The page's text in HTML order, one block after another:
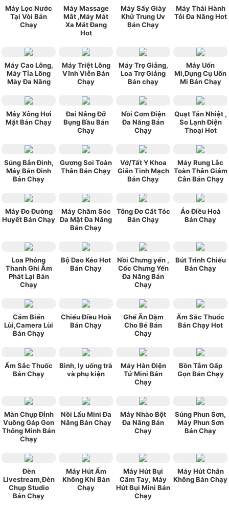
Máy Lọc Nước
Tại Vòi Bán
Chạy
Máy Massage
Mắt ,Máy Mát
Xa Mắt Đang
Hot
Máy Sấy Giày
Khử Trung Uv
Bán Chạy
Máy Thái Hành
Tỏi Đa Năng Hot
Máy Cao Lông,
Máy Tỉa Lông
Mày Đa Năng
Máy Triệt Lông
Vĩnh Viễn Bán
Chạy
Máy Trợ Giảng,
Loa Trợ Giảng
Bán chạy
Máy Uốn
Mi,Dụng Cụ Uốn
Mi Bán Chạy
Máy Xông Hơi
Mặt Bán Chạy
Đai Nâng Đỡ
Bụng Bầu Bán
Chạy
Nồi Cơm Điện
Đa Năng Bán
Chạy
Quạt Tản Nhiệt ,
So Lạnh Điện
Thoại Hot
Súng Bắn Đinh,
Máy Bắn Đinh
Bán Chạy
Gương Soi Toàn
Thân Bán Chạy
Vớ/Tất Y Khoa
Giãn Tinh Mạch
Bán Chạy
Máy Rung Lắc
Toàn Thân Giảm
Cân Bán Chạy
Máy Đo Đường
Huyết Bán Chạy
Máy Chăm Sóc
Da Mặt Đa Năng
Bán Chạy
Tông Đơ Cắt Tóc
Bán Chạy
Áo Điều Hoà
Bán Chạy
Loa Phóng
Thanh Ghi Âm
Phát Lại Bán
Chạy
Bộ Dao Kéo Hot
Bán Chạy
Nồi Chưng yến ,
Cốc Chưng Yến
Đa Năng Bán
Chạy
Bút Trình Chiếu
Bán Chạy
Cảm Biến
Lùi,Camera Lùi
Bán Chạy
Chiếu Điều Hoà
Bán Chạy
Ghế Ăn Dặm
Cho Bé Bán
Chạy
Ấm Sắc Thuốc
Bán Chạy Hot
Ấm Sắc Thuốc
Bán Chạy
Bình, ly uống trà
và phụ kiện
Máy Hàn Điện
Tử Mini Bán
Chạy
Bồn Tắm Gấp
Gọn Bán Chạy
Màn Chụp Đỉnh
Vuông Gáp Gon
Thông Minh Bán
Chạy
Nồi Lẩu Mini Đa
Năng Bán Chạy
Máy Nhào Bột
Đa Năng Bán
Chạy
Súng Phun Sơn,
Máy Phun Sơn
Bán Chạy
Đèn
Livestream,Đèn
Chụp Studio
Bán Chạy
Máy Hút Ẩm
Không Khí Bán
Chạy
Máy Hút Bụi
Câm Tay, Máy
Hút Bụi Mini Bán
Chạy
Máy Hút Chân
Không Bán Chạy